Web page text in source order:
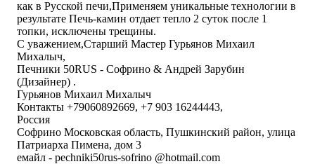
как в Русской печи,Применяем уникальные технологии в
результате Печь-камин отдает тепло 2 суток после 1
топки, исключены трещины.
С уважением,Старший Мастер Гурьянов Михаил
Михалыч,
Печники 50RUS - Софрино & Андрей Зарубин
(Дизайнер) .
Гурьянов Михаил Михалыч
Контакты +79060892669, +7 903 16244443,
Россия
Софрино Московская область, Пушкинский район, улица
Патриарха Пимена, дом 3
емайл - pechniki50rus-sofrino @hotmail.com